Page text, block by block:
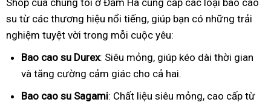
su từ các thương hiệu nổi tiếng, giúp bạn có những trải
nghiệm tuyệt vời trong mỗi cuộc yêu:
Bao cao su Durex: Siêu mỏng, giúp kéo dài thời gian
và tăng cường cảm giác cho cả hai.
Bao cao su Sagami: Chất liệu siêu mỏng, cao cấp từ